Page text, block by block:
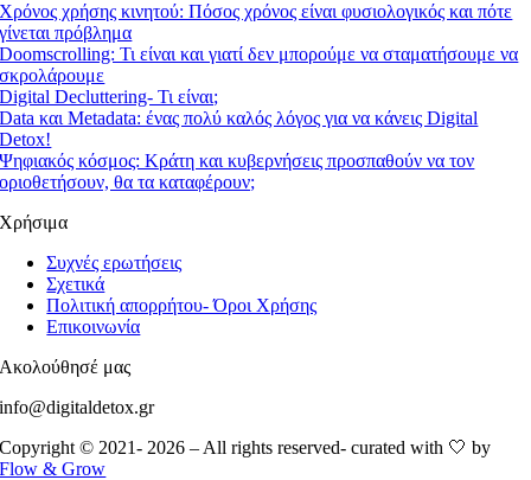
Χρόνος χρήσης κινητού: Πόσος χρόνος είναι φυσιολογικός και πότε
γίνεται πρόβλημα
Doomscrolling: Τι είναι και γιατί δεν μπορούμε να σταματήσουμε να
σκρολάρουμε
Digital Decluttering- Τι είναι;
Data και Metadata: ένας πολύ καλός λόγος για να κάνεις Digital
Detox!
Ψηφιακός κόσμος: Kράτη και κυβερνήσεις προσπαθούν να τον
οριοθετήσουν, θα τα καταφέρουν;
Χρήσιμα
Συχνές ερωτήσεις
Σχετικά
Πολιτική απορρήτου- Όροι Χρήσης
Επικοινωνία
Ακολούθησέ μας
info@digitaldetox.gr
Copyright © 2021- 2026 – All rights reserved- curated with 🤍 by
Flow & Grow